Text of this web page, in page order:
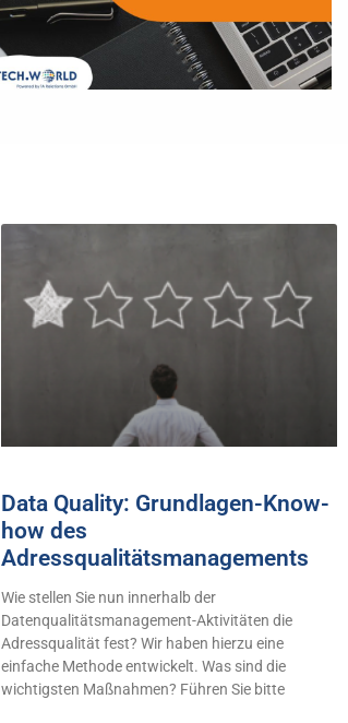
Data Quality: Grundlagen-Know-
how des
Adressqualitätsmanagements
Wie stellen Sie nun innerhalb der
Datenqualitätsmanagement-Aktivitäten die
Adressqualität fest? Wir haben hierzu eine
einfache Methode entwickelt. Was sind die
wichtigsten Maßnahmen? Führen Sie bitte